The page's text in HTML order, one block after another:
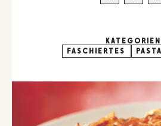
KATEGORIEN
FASCHIERTES